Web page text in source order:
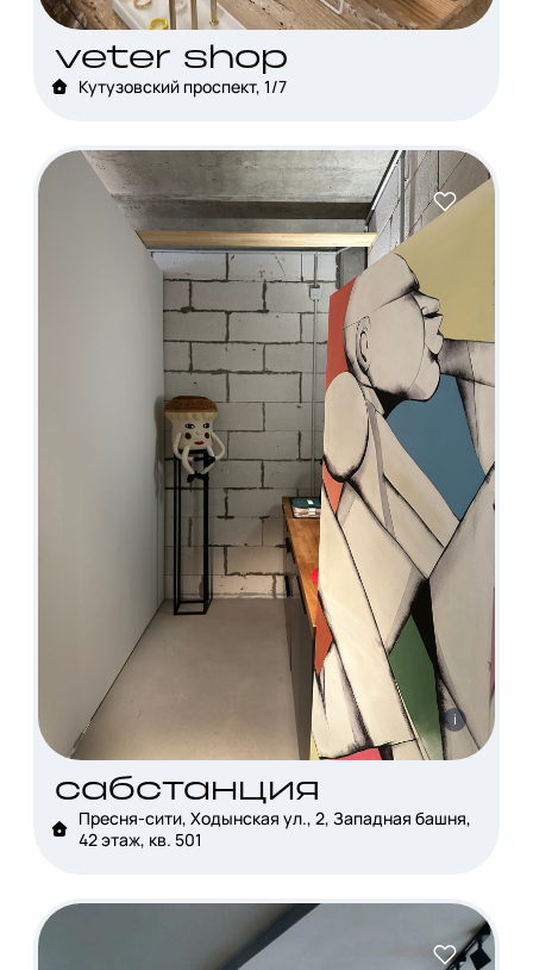
veter shop
Кутузовский проспект, 1/7
i
сабстанция
Пресня-сити, Ходынская ул., 2, Западная башня,
42 этаж, кв. 501